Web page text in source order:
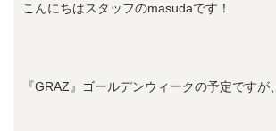
こんにちはスタッフのmasudaです！
『GRAZ』ゴールデンウィークの予定ですが、